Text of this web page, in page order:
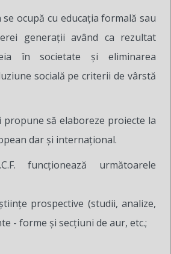
ocupă cu educaţia formală sau
generaţii având ca rezultat
în societate şi eliminarea
socială pe criterii de vârstă
propune să elaboreze proiecte la
dar şi internaţional.
funcționează următoarele
prospective (studii, analize,
- forme şi secţiuni de aur, etc.;